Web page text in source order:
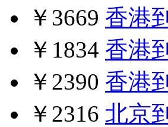
￥3669 香港
￥1834 香港
￥2390 香港
￥2316 北京